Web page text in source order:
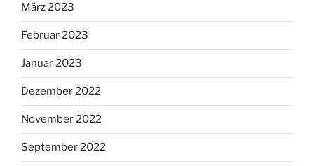
März 2023
Februar 2023
Januar 2023
Dezember 2022
November 2022
September 2022